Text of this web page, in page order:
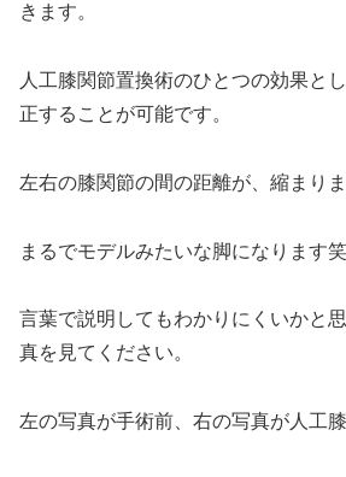
きます。
人工膝関節置換術のひとつの効果と
正することが可能です。
左右の膝関節の間の距離が、縮まりま
まるでモデルみたいな脚になります笑
言葉で説明してもわかりにくいかと
真を見てください。
左の写真が手術前、右の写真が人工